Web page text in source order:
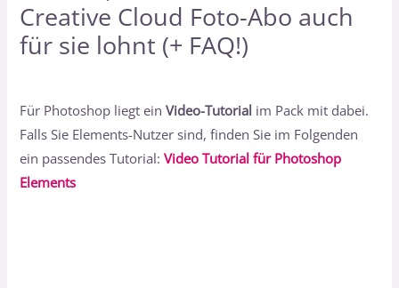
Creative Cloud Foto-Abo auch
für sie lohnt (+ FAQ!)
Für Photoshop liegt einVideo-Tutorial im Pack mit dabei.
Falls Sie Elements-Nutzer sind, finden Sie im Folgenden
ein passendes Tutorial:Video Tutorial für Photoshop
Elements